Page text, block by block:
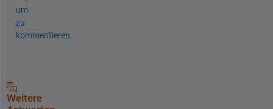
um
zu
kommentieren.
Weitere